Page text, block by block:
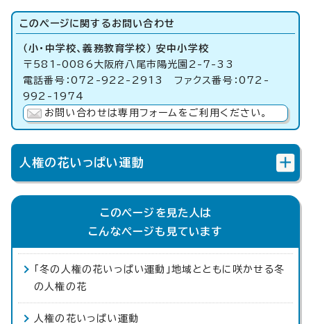
このページに関する お問い合わせ
（小・中学校、義務教育学校） 安中小学校
〒581-0086大阪府八尾市陽光園2-7-33
電話番号：072-922-2913 ファクス番号：072-
992-1974
お問い合わせは専用フォームをご利用ください。
人権の花いっぱい運動
このページを見た人は
こんなページも見ています
「冬の人権の花いっぱい運動」地域とともに咲かせる冬
の人権の花
人権の花いっぱい運動